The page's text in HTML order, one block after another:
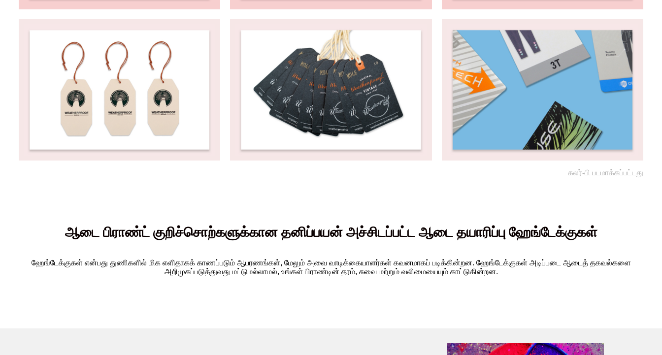
கலர்-பி படமாக்கப்பட்டது
ஆடை பிராண்ட் குறிச்சொற்களுக்கான தனிப்பயன் அச்சிடப்பட்ட ஆடை தயாரிப்பு ஹேங்டேக்குகள்
ஹேங்டேக்குகள் என்பது துணிகளில் மிக எளிதாகக் காணப்படும் ஆபரணங்கள், மேலும் அவை வாடிக்கையாளர்கள் கவனமாகப் படிக்கின்றன. ஹேங்டேக்குகள் அடிப்படை ஆடைத் தகவல்களை
அறிமுகப்படுத்துவது மட்டுமல்லாமல், உங்கள் பிராண்டின் தரம், சுவை மற்றும் வலிமையையும் காட்டுகின்றன.